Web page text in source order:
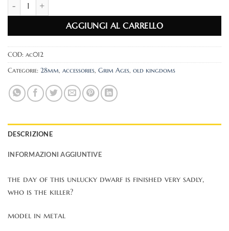
AGGIUNGI AL CARRELLO
COD: ac012
Categorie: 28mm, accessories, Grim Ages, old kingdoms
DESCRIZIONE
INFORMAZIONI AGGIUNTIVE
the day of this unlucky dwarf is finished very sadly,
who is the killer?
model in metal